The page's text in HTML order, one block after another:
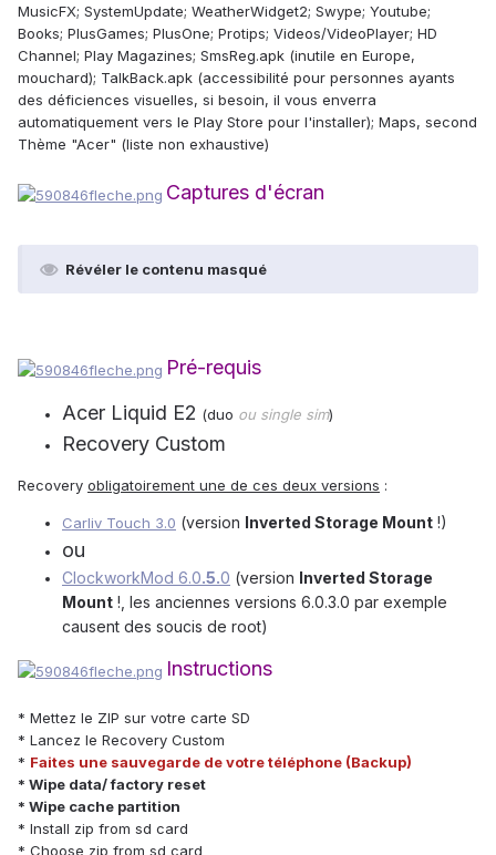
MusicFX; SystemUpdate; WeatherWidget2; Swype; Youtube;
Books; PlusGames; PlusOne; Protips; Videos/VideoPlayer; HD
Channel; Play Magazines; SmsReg.apk (inutile en Europe,
mouchard); TalkBack.apk (accessibilité pour personnes ayants
des déficiences visuelles, si besoin, il vous enverra
automatiquement vers le Play Store pour l'installer); Maps, second
Thème "Acer" (liste non exhaustive)
Captures d'écran
Révéler le contenu masqué
Pré-requis
Acer Liquid E2 (duo ou single sim)
Recovery Custom
Recovery obligatoirement une de ces deux versions :
Carliv Touch 3.0 (version Inverted Storage Mount !)
ou
ClockworkMod 6.0.5.0 (version Inverted Storage
Mount !, les anciennes versions 6.0.3.0 par exemple
causent des soucis de root)
Instructions
* Mettez le ZIP sur votre carte SD
* Lancez le Recovery Custom
* Faites une sauvegarde de votre téléphone (Backup)
* Wipe data/ factory reset
* Wipe cache partition
* Install zip from sd card
* Choose zip from sd card